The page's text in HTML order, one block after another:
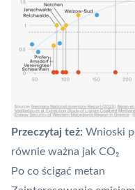
Przeczytaj też: Wnioski
równie ważna jak CO₂
Po co ścigać metan